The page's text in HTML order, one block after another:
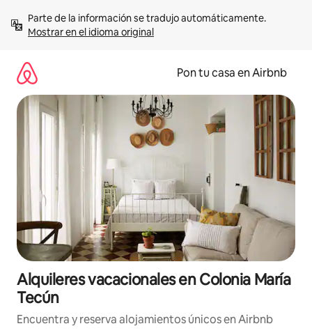
contenidoMostrar en el idioma original
Pon tu casa en Airbnb
Alquileres vacacionales en Colonia María
Tecún
Encuentra y reserva alojamientos únicos en Airbnb